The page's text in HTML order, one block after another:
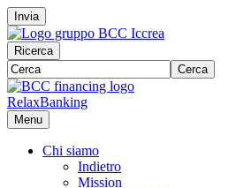
Invia
Ricerca
Cerca
RelaxBanking
Menu
Chi siamo
Indietro
Mission